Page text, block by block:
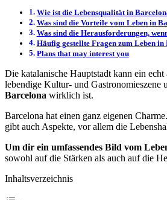
Wie ist die Lebensqualität in
Was sind die Vorteile vom Leben in
Was sind die Herausforderungen,
Häufig gestellte Fragen zum Leben in
Plans that may interest you
Die katalanische Hauptstadt kann ein
lebendige Kultur- und Gastronomieszene
Barcelona wirklich ist.
Barcelona hat einen ganz eigenen
gibt auch Aspekte, vor allem die
Um dir ein umfassendes Bild vom
sowohl auf die Stärken als auch auf die
Inhaltsverzeichnis